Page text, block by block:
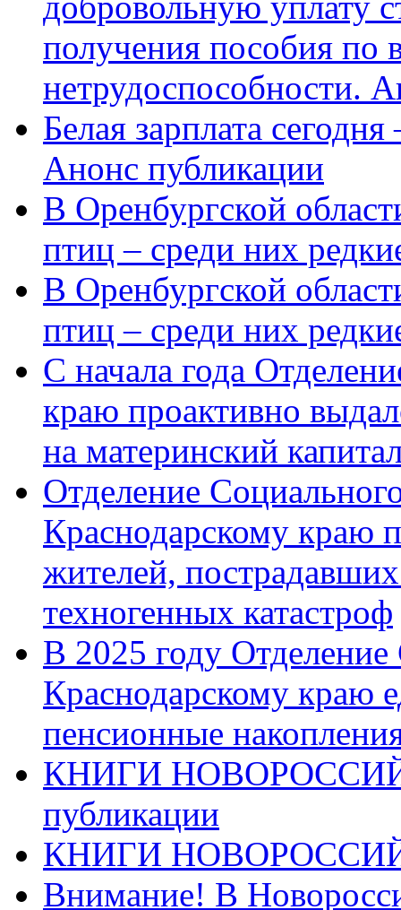
получения пособия по
нетрудоспособности.
Белая зарплата
Анонс публикации
В Оренбургской
птиц – среди них
В Оренбургской
птиц – среди них
С начала года
краю проактивно
на материнский
Отделение
Краснодарскому краю
жителей,
техногенных катастроф
В 2025 году
Краснодарскому краю
пенсионные
КНИГИ
публикации
КНИГИ
Внимание! В